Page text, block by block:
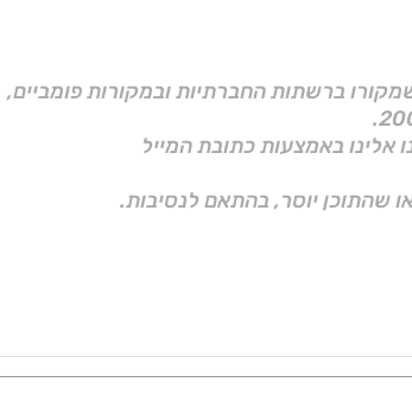
ברשתות החברתיות ובמקורות פומביים,
אלינו באמצעות כתובת המייל
שהתוכן יוסר, בהתאם לנסיבות.